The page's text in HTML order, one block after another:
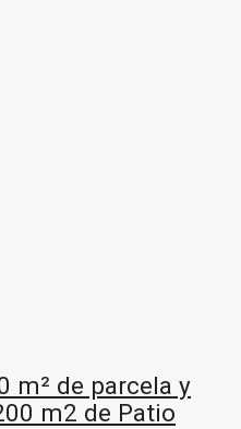
m² de parcela y
m2 de Patio